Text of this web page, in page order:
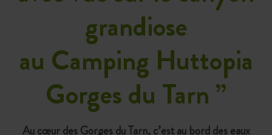
grandiose
au Camping Huttopia
Gorges du Tarn ”
Aucœurdes Gorges du Tarn, c’est au bord des eaux